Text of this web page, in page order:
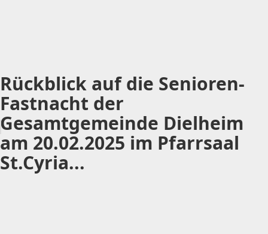
Rückblick auf die Senioren-
Fastnacht der
Gesamtgemeinde Dielheim
am 20.02.2025 im Pfarrsaal
St.Cyria...